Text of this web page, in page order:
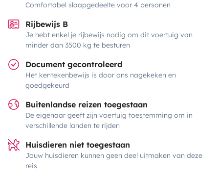
Comfortabel slaapgedeelte voor 4 personen
Rijbewijs B
Je hebt enkel je rijbewijs nodig om dit voertuig van
minder dan 3500 kg te besturen
Document gecontroleerd
Het kentekenbewijs is door ons nagekeken en
goedgekeurd
Buitenlandse reizen toegestaan
De eigenaar geeft zijn voertuig toestemming om in
verschillende landen te rijden
Huisdieren niet toegestaan
Jouw huisdieren kunnen geen deel uitmaken van deze
reis